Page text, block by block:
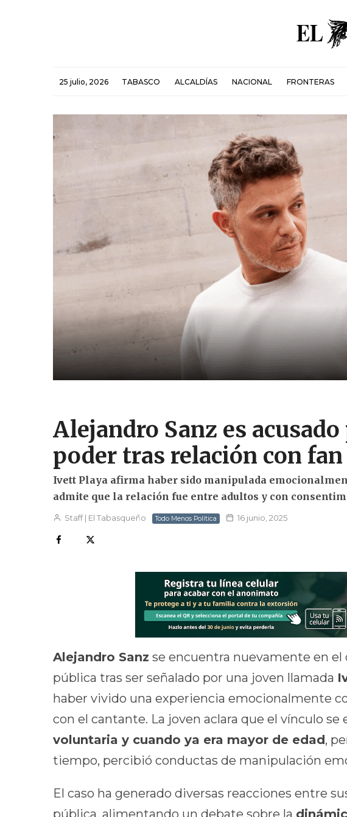
25 julio, 2026 TABASCO ALCALDÍAS NACIONAL FRONTERAS
Alejandro Sanz es
poder tras relación con fan
Ivett Playa afirma haber sido manipulada
admite que la relación fue entre adultos y con
Staff | El Tabasqueño Todo Menos Política 16 junio, 2025
Alejandro Sanz se encuentra nuevamente en el
pública tras ser señalado por una joven llamada
haber vivido una experiencia emocionalmente
con el cantante. La joven aclara que el vínculo se
voluntaria y cuando ya era mayor de edad,
tiempo, percibió conductas de manipulación
El caso ha generado diversas reacciones entre